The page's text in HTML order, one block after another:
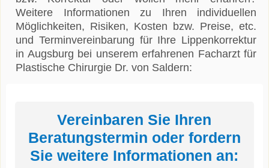
Weitere Informationen zu Ihren individuellen
Möglichkeiten, Risiken, Kosten bzw. Preise, etc.
und Terminvereinbarung für Ihre Lippenkorrektur
in Augsburg bei unserem erfahrenen Facharzt für
Plastische Chirurgie Dr. von Saldern:
Vereinbaren Sie Ihren
Beratungstermin oder fordern
Sie weitere Informationen an: